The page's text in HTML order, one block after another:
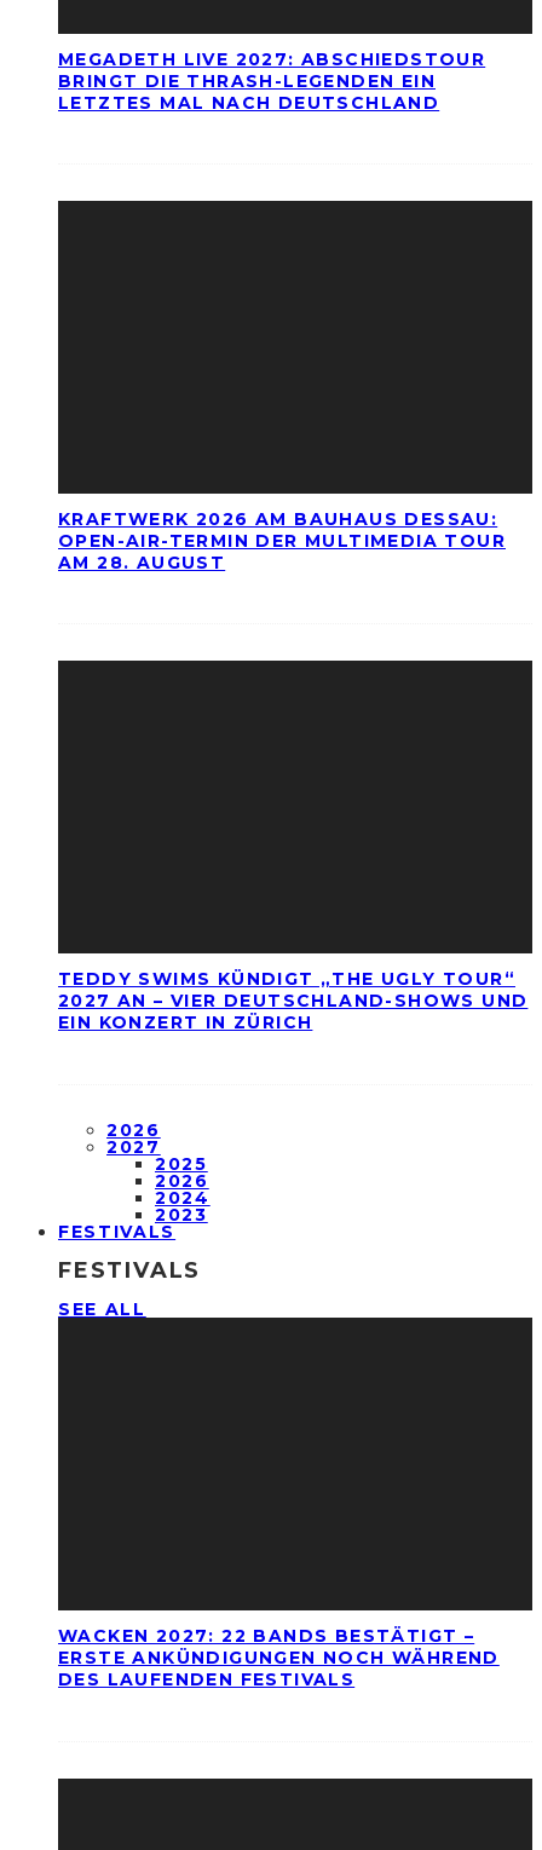
MEGADETH LIVE 2027: ABSCHIEDSTOUR
BRINGT DIE THRASH-LEGENDEN EIN
LETZTES MAL NACH DEUTSCHLAND
KRAFTWERK 2026 AM BAUHAUS DESSAU:
OPEN-AIR-TERMIN DER MULTIMEDIA TOUR
AM 28. AUGUST
TEDDY SWIMS KÜNDIGT „THE UGLY TOUR“
2027 AN – VIER DEUTSCHLAND-SHOWS UND
EIN KONZERT IN ZÜRICH
2026
2027
2025
2026
2024
2023
FESTIVALS
FESTIVALS
SEE ALL
WACKEN 2027: 22 BANDS BESTÄTIGT –
ERSTE ANKÜNDIGUNGEN NOCH WÄHREND
DES LAUFENDEN FESTIVALS